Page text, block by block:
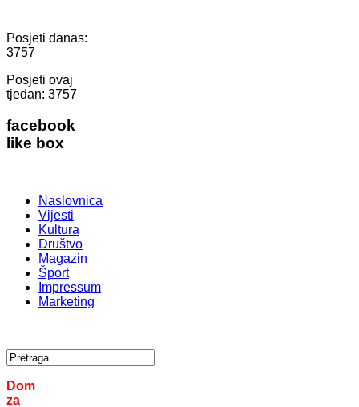
Posjeti danas:
3757
Posjeti ovaj
tjedan: 3757
facebook
like box
Naslovnica
Vijesti
Kultura
Društvo
Magazin
Šport
Impressum
Marketing
Dom
za